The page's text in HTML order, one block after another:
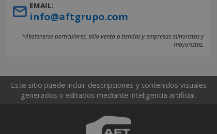
EMAIL:
info@aftgrupo.com
*Abstenerse particulares, sólo venta a tiendas y empresas minoristas y
mayoristas.
Este sitio puede incluir descripciones y contenidos visuales
generados o editados mediante inteligencia artificial.